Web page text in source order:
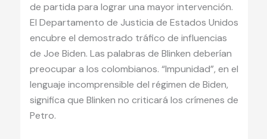
de partida para lograr una mayor intervención.
El Departamento de Justicia de Estados Unidos
encubre el demostrado tráfico de influencias
de Joe Biden. Las palabras de Blinken deberían
preocupar a los colombianos. “Impunidad”, en el
lenguaje incomprensible del régimen de Biden,
significa que Blinken no criticará los crímenes de
Petro.